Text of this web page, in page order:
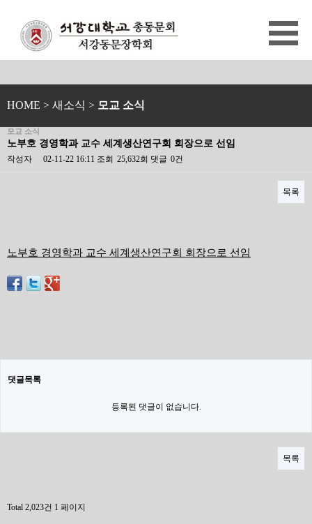
HOME > 새소식 > 모교 소식
모교 소식
노부호 경영학과 교수 세계생산연구회 회장으로 선임
작성자 02-11-22 16:11 조회 25,632회 댓글 0건
목록
노부호 경영학과 교수 세계생산연구회 회장으로 선임
댓글목록
등록된 댓글이 없습니다.
목록
Total 2,023건 1 페이지